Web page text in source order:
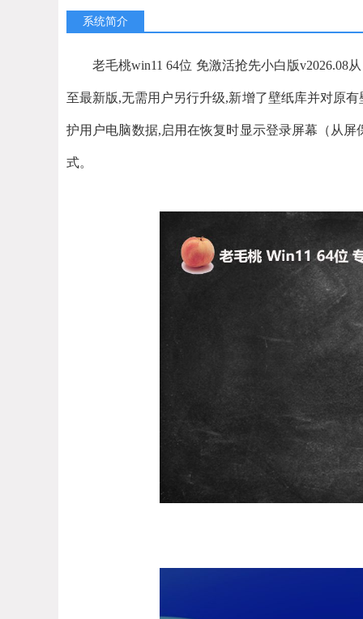
系统简介
老毛桃win11 64位 免激活抢先小白版v2026.08
至最新版,无需用户另行升级,新增了壁纸库并对原
护用户电脑数据,启用在恢复时显示登录屏幕（从
式。